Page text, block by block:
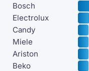
Bosch
Electrolux
Candy
Miele
Ariston
Beko